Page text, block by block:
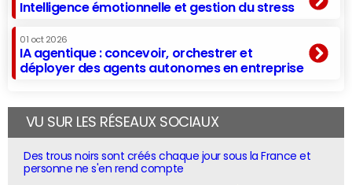
Intelligence émotionnelle et gestion du stress
01 oct 2026
IA agentique : concevoir, orchestrer et
déployer des agents autonomes en entreprise
VU SUR LES RÉSEAUX SOCIAUX
Des trous noirs sont créés chaque jour sous la France et
personne ne s'en rend compte